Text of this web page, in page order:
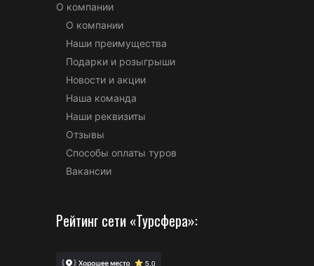
О компании
О компании
Наши преимущества
Подарки и розыгрыши
Новости и акции
Наша команда
Наши реквизиты
Отзывы
Способы оплаты туров
Вакансии
Рейтинг сети «Турсфера»: